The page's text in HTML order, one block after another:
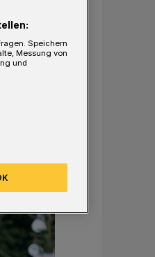
Speichern
Messung von
und